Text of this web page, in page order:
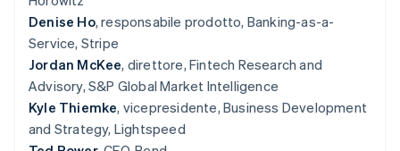
Stripe Sessions 2026
Scopri come Stripe sta costruendo l'infrastruttura
Guarda ora
Denise Ho, responsabile prodotto, Banking-as-a-
Service, Stripe
Jordan McKee, direttore, Fintech Research and
Advisory, S&P Global Market Intelligence
Kyle Thiemke, vicepresidente, Business Development
and Strategy, Lightspeed